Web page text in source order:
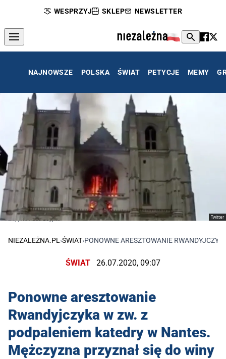
WESPRZYJ SKLEP NEWSLETTER
NAJNOWSZE POLSKA ŚWIAT PETYCJE MEMY
Twitter
Zdjęcie ilustracyjne
NIEZALEŻNA.PL›ŚWIAT›PONOWNE ARESZTOWANIE
ŚWIAT 26.07.2020, 09:07
Ponowne aresztowanie
Rwandyjczyka w zw. z
podpaleniem katedry w Nantes.
Mężczyzna przyznał się do winy